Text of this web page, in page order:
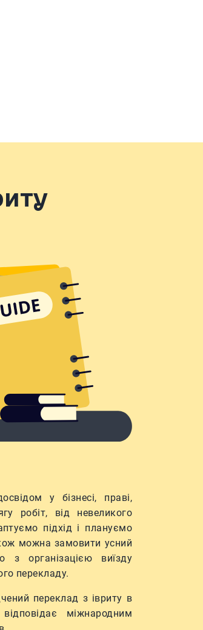
у бізнесі, праві,
робіт, від невеликого
підхід і плануємо
можна замовити усний
з організацією виїзду
перекладу.
переклад з івриту в
міжнародним